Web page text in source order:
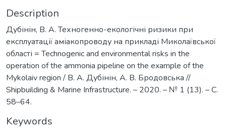
Description
Дубінін, В. А. Техногенно-екологічні ризики при
експлуатації аміакопроводу на прикладі Миколаївської
області = Technogenic and environmental risks in the
operation of the ammonia pipeline on the example of the
Mykolaiv region / В. А. Дубінін, А. В. Бродовська //
Shipbuilding & Marine Infrastructure. – 2020. – № 1 (13). – С.
58–64.
Keywords